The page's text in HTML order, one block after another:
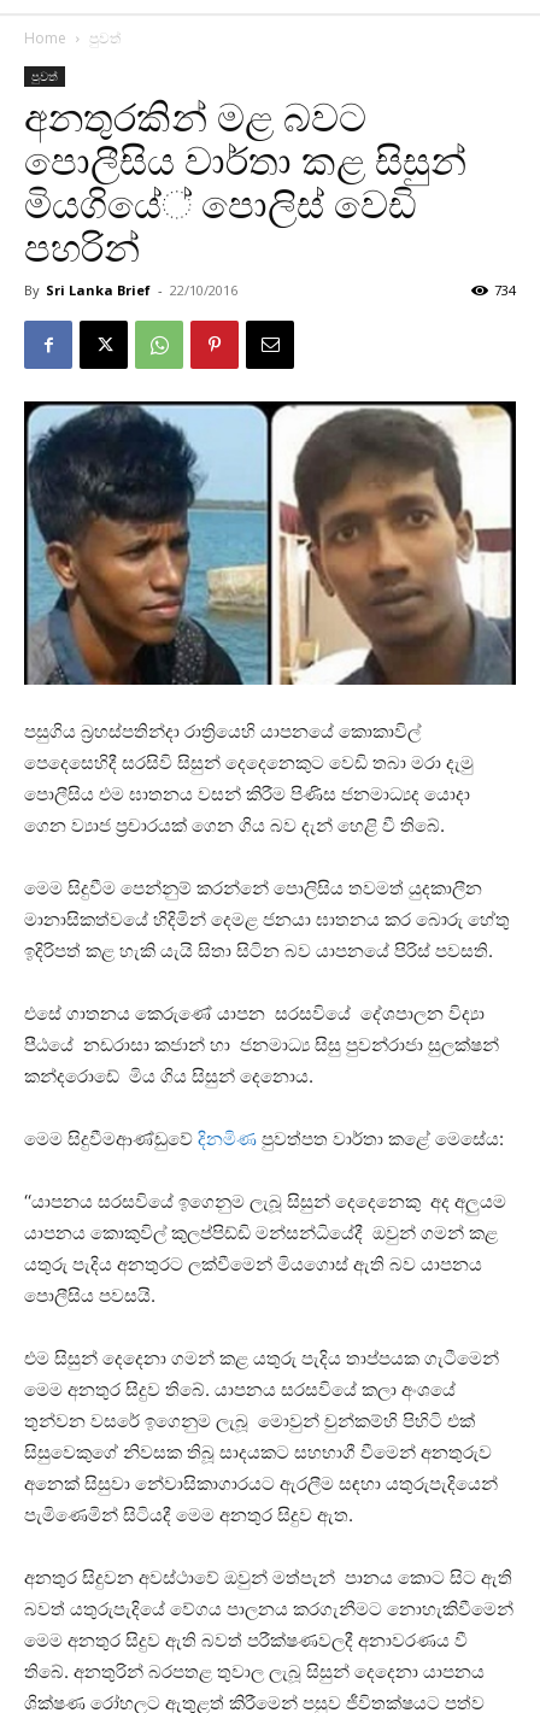
Home පුවත්
පුවත්
අනතුරකින් මළ බවට
පොලීසිය වාර්තා කළ සිසුන්
මියගියේ් පොලිස් වෙඩි
පහරින්
By Sri Lanka Brief - 22/10/2016 734
පසුගිය බ්‍රහස්පතින්දා රාත්‍රියෙහි යාපනයේ කොකාවිල්
පෙදෙසෙහිදී සරසිවි සිසුන් දෙදෙනෙකුට වෙඩි තබා මරා දැමු
පොලීසිය එම ඝාතනය වසන් කිරීම පිණිස ජනමාධ්‍යද යොදා
ගෙන ව්‍යාජ ප්‍රචාරයක් ගෙන ගිය බව දැන් හෙළි වී තිබේ.
මෙම සිදුවීම පෙන්නුම් කරන්නේ පොලිසිය තවමත් යුදකාලීන
මානාසිකත්වයේ හිදිමින් දෙමළ ජනයා ඝාතනය කර බොරු හේතු
ඉදිරිපත් කළ හැකි යැයි සිතා සිටින බව යාපනයේ පිරිස් පවසති.
එසේ ගාතනය කෙරුණේ යාපන සරසවියේ දේශපාලන විද්‍යා
පීඨයේ නඩරාසා කජාන් හා ජනමාධ්‍ය සිසු පුවන්රාජා සුලක්ෂන්
කන්දරොඩේ මිය ගිය සිසුන් දෙනොය.
මෙම සිදුවීමආණ්ඩුවේ දිනමිණ පුවත්පත වාර්තා කළේ මෙසේය:
‘‘යාපනය සරසවියේ ඉගෙනුම ලැබූ සිසුන් දෙදෙනෙකු අද අලුයම
යාපනය කොකුවිල් කුලප්පිඩ්ඩි මන්සන්ධියේදී ඔවුන් ගමන් කළ
යතුරු පැදිය අනතුරට ලක්වීමෙන් මියගොස් ඇති බව යාපනය
පොලීසිය පවසයි.
එම සිසුන් දෙදෙනා ගමන් කළ යතුරු පැදිය තාප්පයක ගැටීමෙන්
මෙම අනතුර සිදුව තිබේ. යාපනය සරසවියේ කලා අංශයේ
තුන්වන වසරේ ඉගෙනුම ලැබූ මොවුන් චුන්කම්හි පිහිටි එක්
සිසුවෙකුගේ නිවසක තිබූ සාදයකට සහභාගී වීමෙන් අනතුරුව
අනෙක් සිසුවා නේවාසිකාගාරයට ඇරලීම සඳහා යතුරුපැදියෙන්
පැමිණෙමින් සිටියදී මෙම අනතුර සිදුව ඇත.
අනතුර සිදුවන අවස්ථාවේ ඔවුන් මත්පැන් පානය කොට සිට ඇති
බවත් යතුරුපැදියේ වේගය පාලනය කරගැනීමට නොහැකිවීමෙන්
මෙම අනතුර සිදුව ඇති බවත් පරීක්ෂණවලදී අනාවරණය වී
තිබේ. අනතුරින් බරපතළ තුවාල ලැබූ සිසුන් දෙදෙනා යාපනය
ශික්ෂණ රෝහලට ඇතුළත් කිරීමෙන් පසුව ජීවිතක්ෂයට පත්ව